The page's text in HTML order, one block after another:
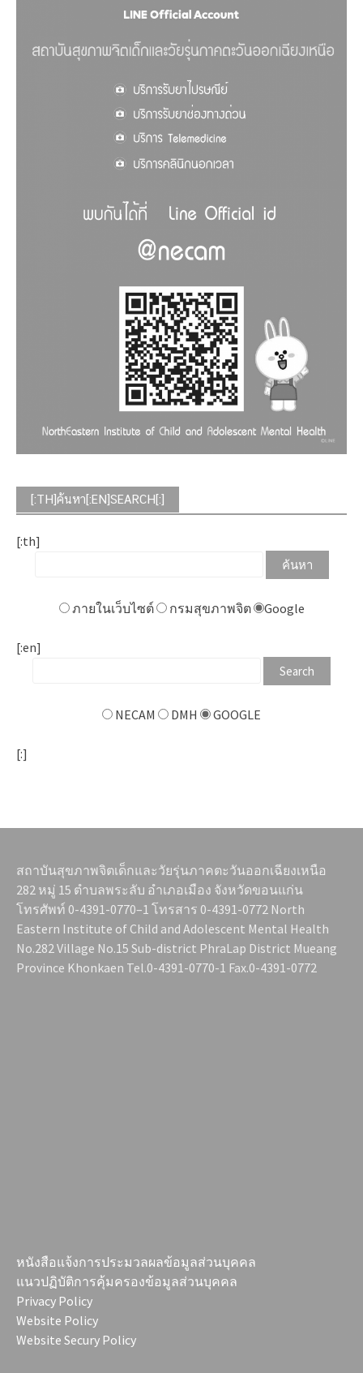
[:TH]ค้นหา[:EN]SEARCH[:]
[:th]
ภายในเว็บไซต์ กรมสุขภาพจิต Google
[:en]
NECAM DMH GOOGLE
[:]
สถาบันสุขภาพจิตเด็กและวัยรุ่นภาคตะวันออกเฉียงเหนือ
282 หมู่ 15 ตำบลพระลับ อำเภอเมือง จังหวัดขอนแก่น
โทรศัพท์ 0-4391-0770–1 โทรสาร 0-4391-0772 North
Eastern Institute of Child and Adolescent Mental Health
No.282 Village No.15 Sub-district PhraLap District Mueang
Province Khonkaen Tel.0-4391-0770-1 Fax.0-4391-0772
หนังสือแจ้งการประมวลผลข้อมูลส่วนบุคคล
แนวปฏิบัติการคุ้มครองข้อมูลส่วนบุคคล
Privacy Policy
Website Policy
Website Secury Policy